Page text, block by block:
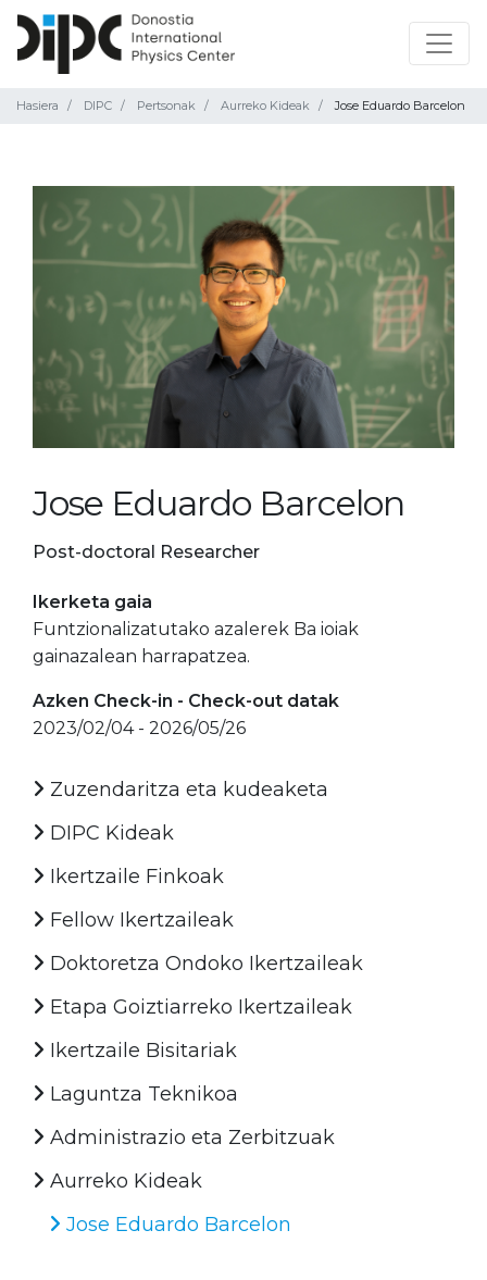
Hasiera DIPC Pertsonak Aurreko Kideak Jose Eduardo Barcelon
Jose Eduardo Barcelon
Post-doctoral Researcher
Ikerketa gaia
Funtzionalizatutako azalerek Ba ioiak
gainazalean harrapatzea.
Azken Check-in - Check-out datak
2023/02/04 - 2026/05/26
Zuzendaritza eta kudeaketa
DIPC Kideak
Ikertzaile Finkoak
Fellow Ikertzaileak
Doktoretza Ondoko Ikertzaileak
Etapa Goiztiarreko Ikertzaileak
Ikertzaile Bisitariak
Laguntza Teknikoa
Administrazio eta Zerbitzuak
Aurreko Kideak
Jose Eduardo Barcelon